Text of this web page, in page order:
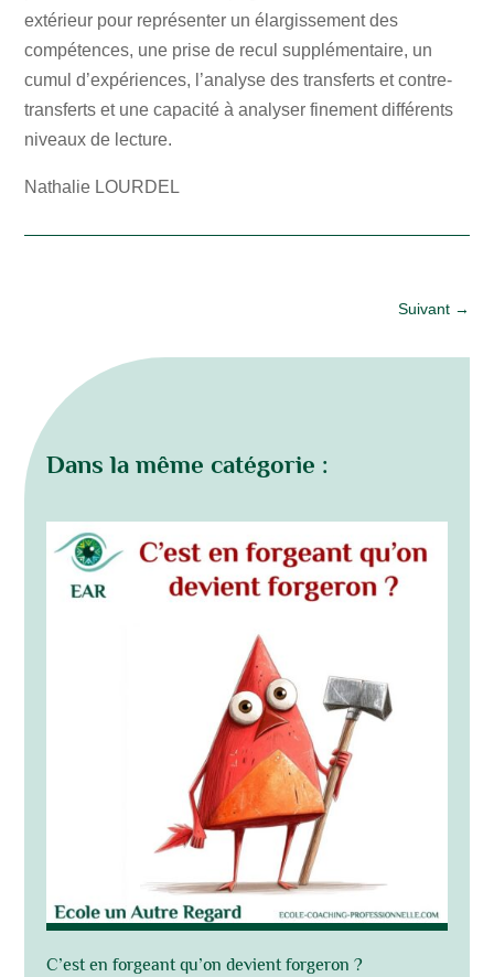
extérieur pour représenter un élargissement des
compétences, une prise de recul supplémentaire, un
cumul d’expériences, l’analyse des transferts et contre-
transferts et une capacité à analyser finement différents
niveaux de lecture.
Nathalie LOURDEL
Suivant→
Dans la même catégorie :
C’est en forgeant qu’on devient forgeron ?